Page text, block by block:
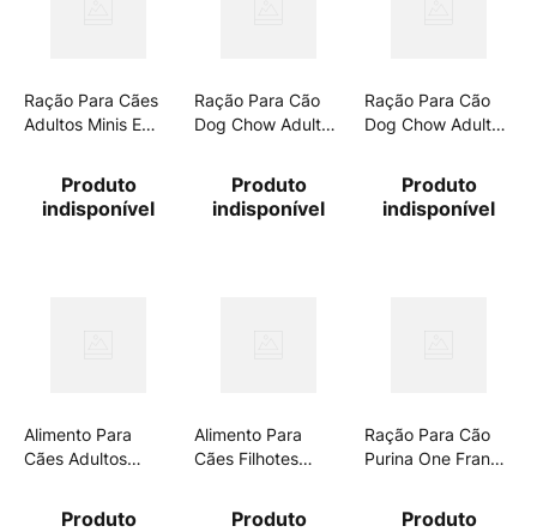
Ração Para Cães
Adultos Minis E
Frango E Arroz
2,5kg
Produto
indisponível
Ração Para Cão
Dog Chow Adulto
Produto
indisponível
Ração Para Cão
Dog Chow Adulto
Produto
indisponível
Alimento Para
Cães Adultos
Produto
Alimento Para
Cães Filhotes
Produto
Ração Para Cão
Purina One Frango
Produto